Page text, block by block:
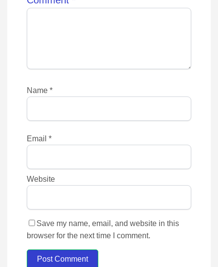
Name *
Email *
Website
Save my name, email, and website in this
browser for the next time I comment.
Post Comment